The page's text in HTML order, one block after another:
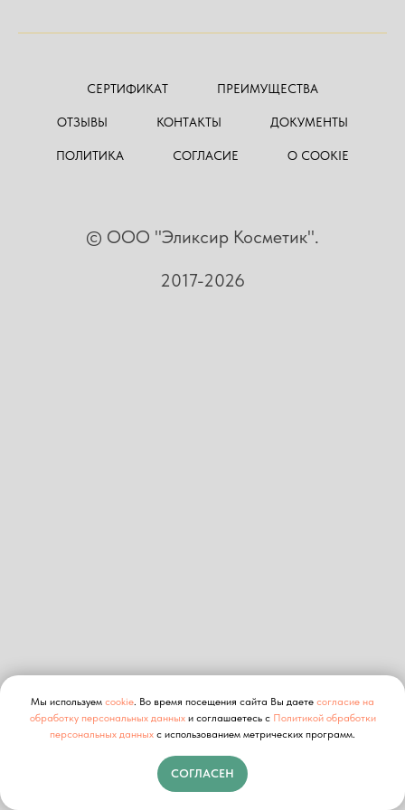
СЕРТИФИКАТ ПРЕИМУЩЕСТВА
ОТЗЫВЫ КОНТАКТЫ ДОКУМЕНТЫ
ПОЛИТИКА СОГЛАСИЕ О COOKIE
© ООО "Эликсир Косметик".
2017-2026
Мы используем cookie. Во время посещения сайта Вы даете согласие на
обработку персональных данныхи соглашаетесь с Политикой обработки
персональных данных с использованием метрических программ.
СОГЛАСЕН